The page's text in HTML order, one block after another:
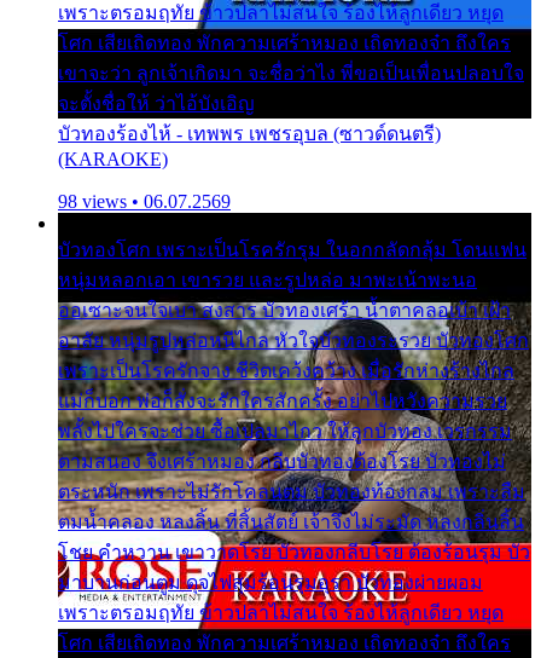
เพราะตรอมฤทัย ข้าวปลาไม่สนใจ ร้องไห้ลูกเดียว หยุด
โศก เสียเถิดทอง พักความเศร้าหมอง เถิดทองจ๋า ถึงใคร
เขาจะว่า ลูกเจ้าเกิดมา จะชื่อว่าไง พี่ขอเป็นเพื่อนปลอบใจ
จะตั้งชื่อให้ ว่าไอ้บังเอิญ
บัวทองร้องไห้ - เทพพร เพชรอุบล (ซาวด์ดนตรี)
(KARAOKE)
98 views • 06.07.2569
บัวทองโศก เพราะเป็นโรครักรุม ในอกกลัดกลุ้ม โดนแฟน
หนุ่มหลอกเอา เขารวย และรูปหล่อ มาพะเน้าพะนอ
ออเซาะจนใจเบา สงสาร บัวทองเศร้า น้ำตาคลอเบ้า เฝ้า
อาลัย หนุ่มรูปหล่อหนีไกล หัวใจบัวทองระรวย บัวทองโศก
เพราะเป็นโรครักจาง ชีวิตเคว้งคว้าง เมื่อรักห่างร้างไกล
แม่ก็บอก พ่อก็สั่งจะรักใครสักครั้ง อย่าไปหวังความรวย
พลั้งไปใครจะช่วย ซื้อเปลมาไกว ให้ลูกบัวทอง เวรกรรม
ตามสนอง จึงเศร้าหมอง กลีบบัวทองต้องโรย บัวทองไม่
ตระหนัก เพราะไม่รักโคลนตม บัวทองท้องกลม เพราะลืม
ตมน้ำคลอง หลงลิ้น ที่สิ้นสัตย์ เจ้าจึงไม่ระมัด หลงกลิ่นลิ้น
โชย คำหวาน เขาวาดโรย บัวทองกลีบโรย ต้องร้อนรุม บัว
มาบานก่อนตูม ดุจไฟสุมร้อนรุมอุรา บัวทองผ่ายผอม
เพราะตรอมฤทัย ข้าวปลาไม่สนใจ ร้องไห้ลูกเดียว หยุด
โศก เสียเถิดทอง พักความเศร้าหมอง เถิดทองจ๋า ถึงใคร